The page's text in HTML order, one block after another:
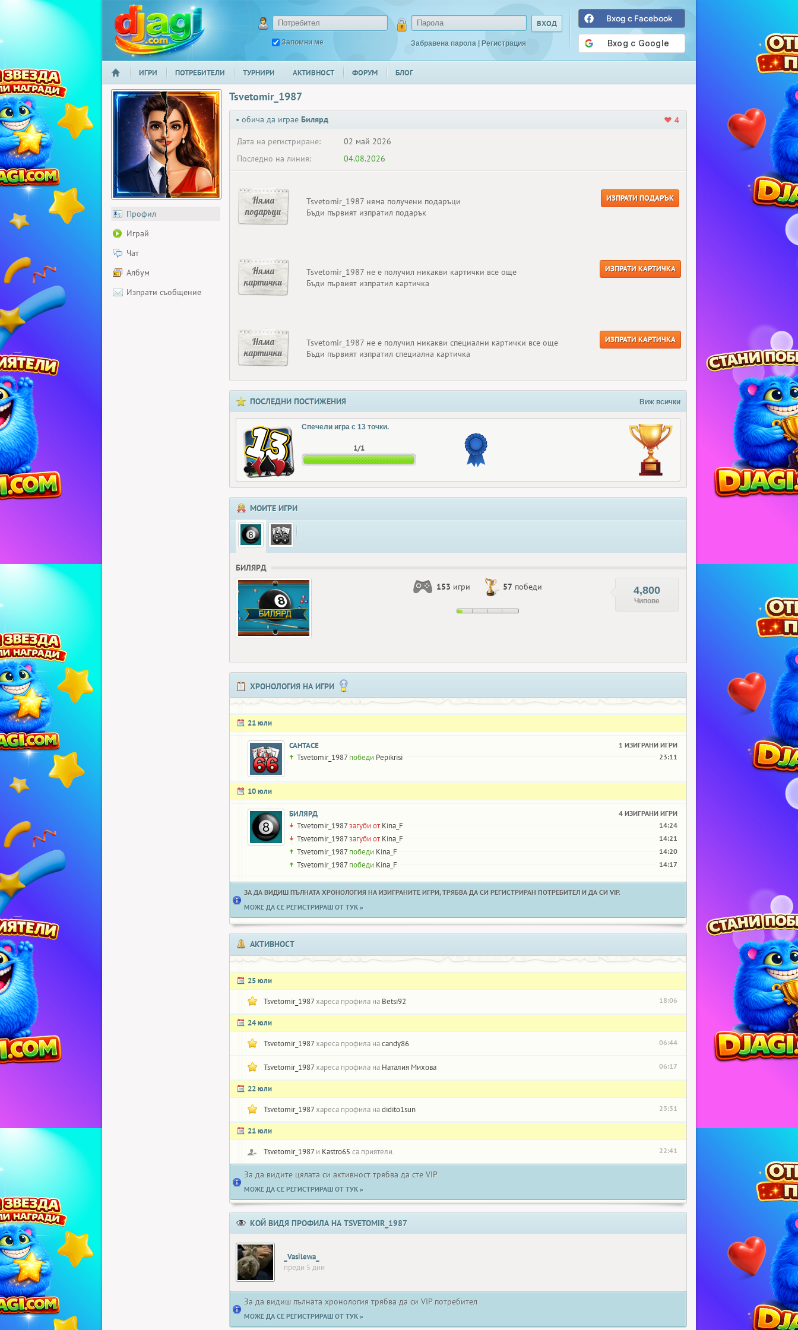
djagi.com
Запомни ме Забравена парола | Регистрация
Вход с Facebook
НАЧАЛО
ИГРИ ПОТРЕБИТЕЛИ ТУРНИРИ АКТИВНОСТ ФОРУМ БЛОГ
Профил
Играй
Чат
Албум
Изпрати съобщение
Tsvetomir_1987
• обича да играе Билярд
4
Дата на регистриране:
02 май 2026
Последно на линия:
04.08.2026
Няма
подаръци
Tsvetomir_1987 няма получени подаръци
Бъди първият изпратил подарък
ИЗПРАТИ ПОДАРЪК
Няма
картички
Tsvetomir_1987 не е получил никакви картички все още
Бъди първият изпратил картичка
ИЗПРАТИ КАРТИЧКА
Няма
картички
Tsvetomir_1987 не е получил никакви специални картички все още
Бъди първият изпратил специална картичка
ИЗПРАТИ КАРТИЧКА
ПОСЛЕДНИ ПОСТИЖЕНИЯ Виж всички
Спечели игра с 13 точки.
1/1
МОИТЕ ИГРИ
БИЛЯРД
153 игри 57 победи 4,800
Чипове
ХРОНОЛОГИЯ НА ИГРИ
21 юли
САНТАСЕ 1 ИЗИГРАНИ ИГРИ
Tsvetomir_1987 победи Pepikrisi 23:11
10 юли
БИЛЯРД 4 ИЗИГРАНИ ИГРИ
Tsvetomir_1987загуби от Kina_F 14:24
Tsvetomir_1987загуби от Kina_F 14:21
Tsvetomir_1987 победи Kina_F 14:20
Tsvetomir_1987 победи Kina_F 14:17
ЗА ДА ВИДИШ ПЪЛНАТА ХРОНОЛОГИЯ НА ИЗИГРАНИТЕ ИГРИ, ТРЯБВА ДА СИ РЕГИСТРИРАН ПОТРЕБИТЕЛ И ДА СИ VIP.
МОЖЕ ДА СЕ РЕГИСТРИРАШ ОТ ТУК »
АКТИВНОСТ
25 юли
Tsvetomir_1987хареса профила на Betsi92 18:06
24 юли
Tsvetomir_1987хареса профила наcandy86 06:44
Tsvetomir_1987хареса профила на Наталия Михова 06:17
22 юли
Tsvetomir_1987хареса профила наdidito1sun 23:31
21 юли
Tsvetomir_1987и Kastro65 са приятели. 22:41
За да видите цялата си активност трябва да сте VIP
МОЖЕ ДА СЕ РЕГИСТРИРАШ ОТ ТУК »
КОЙ ВИДЯ ПРОФИЛА НА TSVETOMIR_1987
_Vasilewa_
преди 5 дни
За да видиш пълната хронология трябва да си VIP потребител
МОЖЕ ДА СЕ РЕГИСТРИРАШ ОТ ТУК »